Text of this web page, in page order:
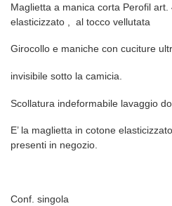
Maglietta a manica corta Perofil
elasticizzato , al tocco vellutata
Girocollo e maniche con cuciture
invisibile sotto la camicia.
Scollatura indeformabile lavaggio
E’ la maglietta in cotone
presenti in negozio.
Conf. singola